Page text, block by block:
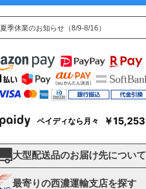
夏季休業のお知らせ（8/9-8/16）
ペイディなら月々 ￥15,253
大型配送品のお届け先について
最寄りの西濃運輸支店を探す